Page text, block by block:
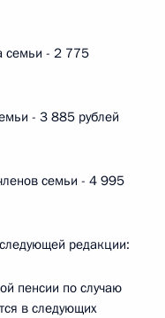
семьи - 2 775
- 3 885 рублей
семьи - 4 995
редакции:
пенсии по случаю
в следующих